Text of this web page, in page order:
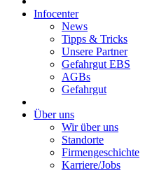
Infocenter
News
Tipps & Tricks
Unsere Partner
Gefahrgut EBS
AGBs
Gefahrgut
Über uns
Wir über uns
Standorte
Firmengeschichte
Karriere/Jobs